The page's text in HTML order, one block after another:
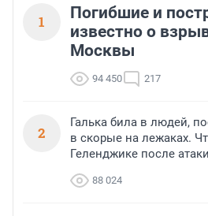
1
Погибшие и
известно о
Москвы
94 450 217
2
Галька била в людей,
в скорые на лежаках.
Геленджике после
88 024